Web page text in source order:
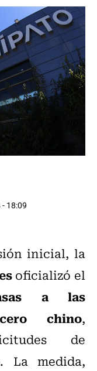
18:09
inicial, la
oficializó el
a las
chino,
de
. La medida,